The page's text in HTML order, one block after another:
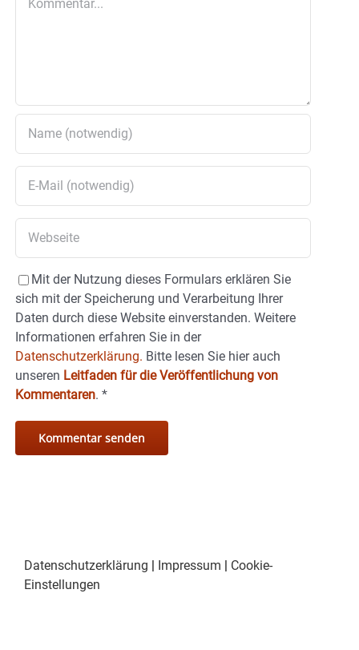
Mit der Nutzung dieses Formulars erklären Sie
sich mit der Speicherung und Verarbeitung Ihrer
Daten durch diese Website einverstanden. Weitere
Informationen erfahren Sie in der
Datenschutzerklärung. Bitte lesen Sie hier auch
unseren Leitfaden für die Veröffentlichung von
Kommentaren. *
Datenschutzerklärung | Impressum | Cookie-
Einstellungen